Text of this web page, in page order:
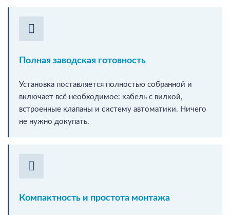
Полная заводская готовность
Установка поставляется полностью собранной и
включает всё необходимое: кабель с вилкой,
встроенные клапаны и систему автоматики. Ничего
не нужно докупать.
Компактность и простота монтажа